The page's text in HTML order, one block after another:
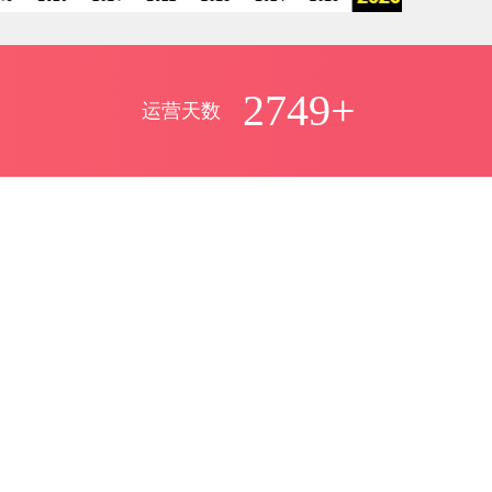
运营天数 2749+